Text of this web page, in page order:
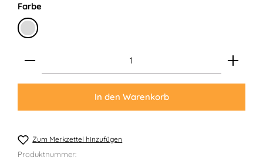
Farbeauswählen
Silber
Produkt Anzahl: Gib den gewünschten Wert ein
In den Warenkorb
Zum Merkzettel hinzufügen
Produktnummer: